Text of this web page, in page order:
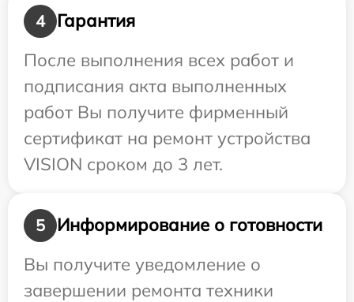
4
Гарантия
После выполнения всех работ и
подписания акта выполненных
работ Вы получите фирменный
сертификат на ремонт устройства
VISION сроком до 3 лет.
5
Информирование о готовности
Вы получите уведомление о
завершении ремонта техники